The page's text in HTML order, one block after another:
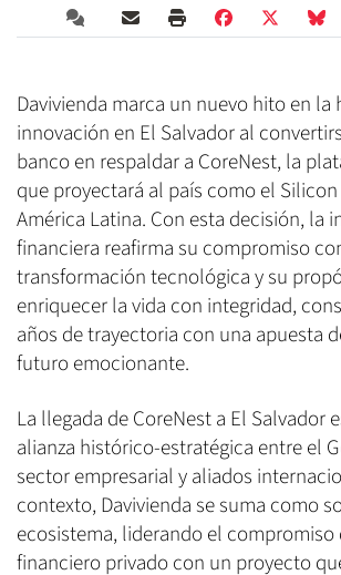
Davivienda marca un nuevo hito en la
innovación en El Salvador al
banco en respaldar a CoreNest, la
que proyectará al país como el
América Latina. Con esta decisión, la
financiera reafirma su compromiso
transformación tecnológica y su
enriquecer la vida con integridad,
años de trayectoria con una apuesta
futuro emocionante.
La llegada de CoreNest a El Salvador
alianza histórico-estratégica entre el
sector empresarial y aliados
contexto, Davivienda se suma como
ecosistema, liderando el
financiero privado con un proyecto